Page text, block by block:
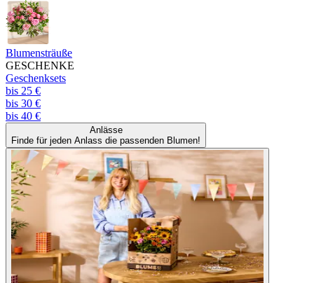
Blumensträuße
GESCHENKE
Geschenksets
bis 25 €
bis 30 €
bis 40 €
Anlässe
Finde für jeden Anlass die passenden Blumen!